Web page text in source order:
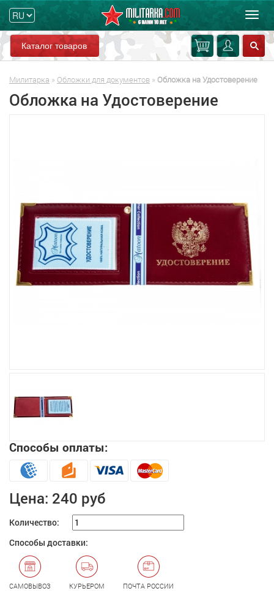
Каталог товаров
Милитарка » Обложки для документов » Обложка на Удостоверение
Обложка на Удостоверение
Способы оплаты:
Цена: 240 руб
Количество:
Способы доставки:
САМОВЫВОЗ КУРЬЕРОМ ПОЧТА РОССИИ